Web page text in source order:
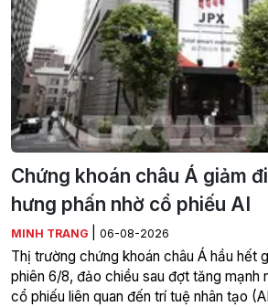
Chứng khoán châu Á giảm
hưng phấn nhờ cổ phiếu AI
MINH TRANG 06-08-2026
Thị trường chứng khoán châu Á hầu hết
phiên 6/8, đảo chiều sau đợt tăng mạnh
cổ phiếu liên quan đến trí tuệ nhân tạo